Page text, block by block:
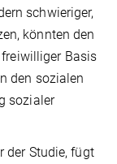
schwieriger,
könnten den
Basis
den sozialen
sozialer
der Studie, fügt